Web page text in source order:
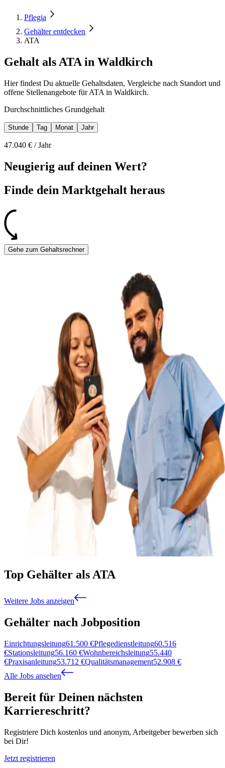
Pflegia
Gehälter entdecken
ATA
Gehalt als ATA in Waldkirch
Hier findest Du aktuelle Gehaltsdaten, Vergleiche nach Standort und
offene Stellenangebote für ATA in Waldkirch.
Durchschnittliches Grundgehalt
Stunde Tag Monat Jahr
47.040 € /Jahr
Neugierig auf deinen Wert?
Finde dein Marktgehalt heraus
Gehe zum Gehaltsrechner
Top Gehälter als ATA
Weitere Jobs anzeigen
Gehälter nach Jobposition
Einrichtungsleitung61.500 €Pflegedienstleitung60.516
€Stationsleitung56.160 €Wohnbereichsleitung55.440
€Praxisanleitung53.712 €Qualitätsmanagement52.908 €
Alle Jobs ansehen
Bereit für Deinen nächsten
Karriereschritt?
Registriere Dich kostenlos und anonym, Arbeitgeber bewerben sich
bei Dir!
Jetzt registrieren